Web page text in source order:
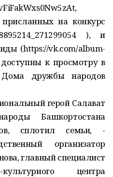
на конкурс
), и
(https://vk.com/album-
доступны к просмотру в
Дома дружбы народов
герой Салават
Башкортостана
сплотил семьи, -
организатор
главный специалист
центра